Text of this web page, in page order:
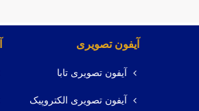
آیفون تصویری
آیفون تصویری تابا
آیفون تصویری الکتروپیک